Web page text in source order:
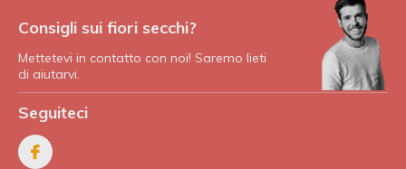
Consigli sui fiori secchi?
Mettetevi in contatto con noi! Saremo lieti
di aiutarvi.
Seguiteci